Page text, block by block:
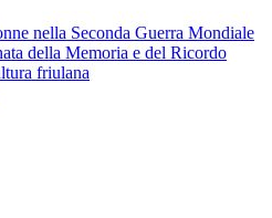
nella Seconda Guerra Mondiale
della Memoria e del Ricordo
friulana